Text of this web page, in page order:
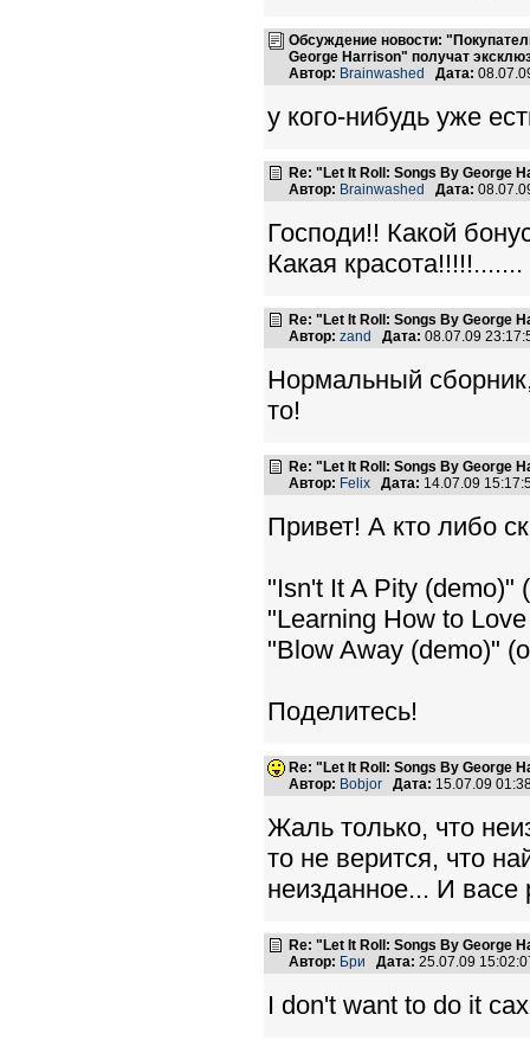
Обсуждение новости:
George Harrison" получат
Автор: Brainwashed Дата:
у кого-нибудь уже
Re: "Let It Roll: Songs By George
Автор: Brainwashed Дата:
Господи!! Какой
Какая красота!!!!!.......
Re: "Let It Roll: Songs By George
Автор: zand Дата: 08.07.09
Нормальный
то!
Re: "Let It Roll: Songs By George
Автор: Felix Дата: 14.07.09
Привет! А кто либо
"Isn't It A Pity (demo)"
"Learning How to
"Blow Away (demo)"
Поделитесь!
Re: "Let It Roll: Songs By George
Автор: Bobjor Дата: 15.07.09
Жаль только, что
то не верится, что
неизданное... И
Re: "Let It Roll: Songs By George
Автор: Бри Дата: 25.07.09
I don't want to do it